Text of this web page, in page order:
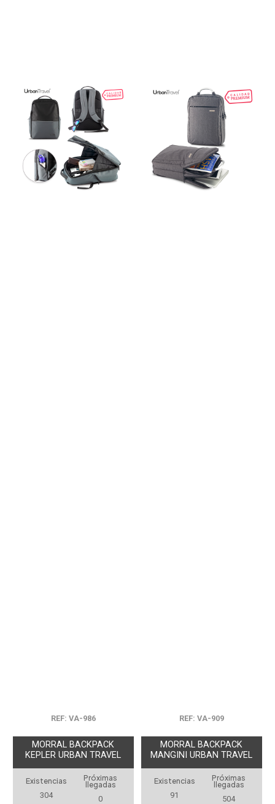
REF: VA-986
MORRAL BACKPACK
KEPLER URBAN TRAVEL
Existencias
304
Próximas
llegadas
0
REF: VA-909
MORRAL BACKPACK
MANGINI URBAN TRAVEL
Existencias
91
Próximas
llegadas
504